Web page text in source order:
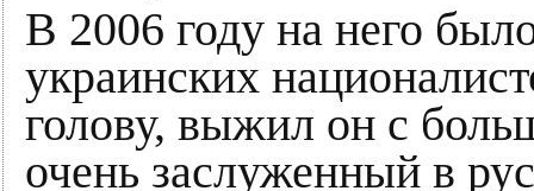
В 2006 году на него
украинских
голову, выжил он с
очень заслуженный в